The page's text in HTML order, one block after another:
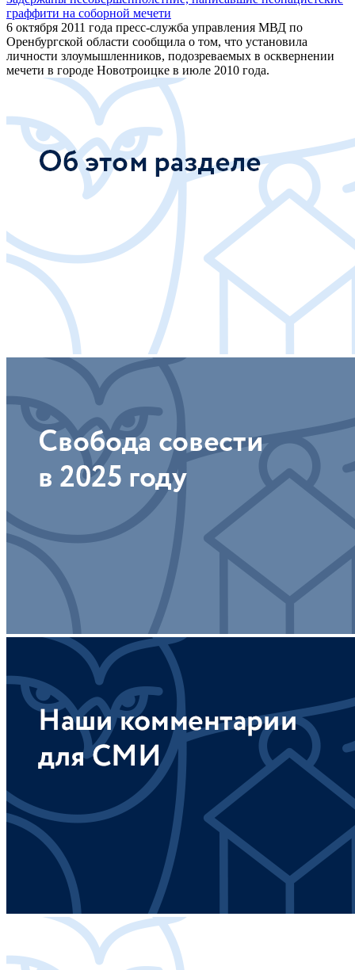
граффити на соборной мечети
6 октября 2011 года пресс-служба управления МВД по
Оренбургской области сообщила о том, что установила
личности злоумышленников, подозреваемых в осквернении
мечети в городе Новотроицке в июле 2010 года.